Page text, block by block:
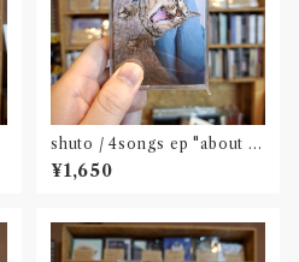
shuto / 4songs ep "about s
mall creature(s)"(cassette/
DLcode + mini ZINE付き)
¥1,650